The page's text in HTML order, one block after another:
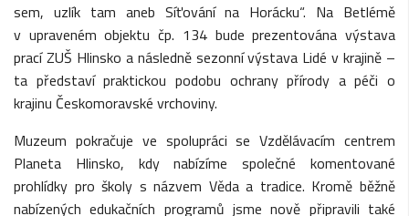
sem, uzlík tam aneb Síťování na Horácku“. Na Betlémě
v upraveném objektu čp. 134 bude prezentována výstava
prací ZUŠ Hlinsko a následně sezonní výstava Lidé v krajině –
ta představí praktickou podobu ochrany přírody a péči o
krajinu Českomoravské vrchoviny.
Muzeum pokračuje ve spolupráci se Vzdělávacím centrem
Planeta Hlinsko, kdy nabízíme společné komentované
prohlídky pro školy s názvem Věda a tradice. Kromě běžně
nabízených edukačních programů jsme nově připravili také